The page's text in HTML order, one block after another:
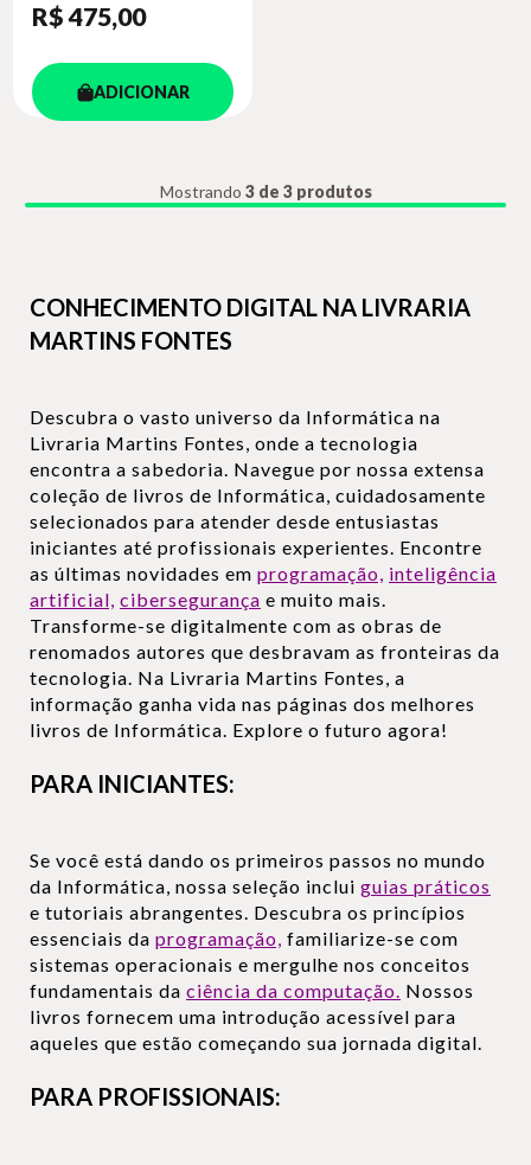
R$ 475,00
ADICIONAR
Mostrando 3 de 3 produtos
CONHECIMENTO DIGITAL NA LIVRARIA
MARTINS FONTES
Descubra o vasto universo da Informática na
Livraria Martins Fontes, onde a tecnologia
encontra a sabedoria. Navegue por nossa extensa
coleção de livros de Informática, cuidadosamente
selecionados para atender desde entusiastas
iniciantes até profissionais experientes. Encontre
as últimas novidades em programação, inteligência
artificial, cibersegurança e muito mais.
Transforme-se digitalmente com as obras de
renomados autores que desbravam as fronteiras da
tecnologia. Na Livraria Martins Fontes, a
informação ganha vida nas páginas dos melhores
livros de Informática. Explore o futuro agora!
PARA INICIANTES:
Se você está dando os primeiros passos no mundo
da Informática, nossa seleção inclui guias práticos
e tutoriais abrangentes. Descubra os princípios
essenciais da programação, familiarize-se com
sistemas operacionais e mergulhe nos conceitos
fundamentais da ciência da computação. Nossos
livros fornecem uma introdução acessível para
aqueles que estão começando sua jornada digital.
PARA PROFISSIONAIS: